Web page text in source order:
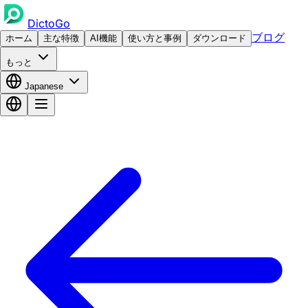
DictoGo
ホーム 主な特徴 AI機能 使い方と事例 ダウンロード ブログ
もっと
Japanese